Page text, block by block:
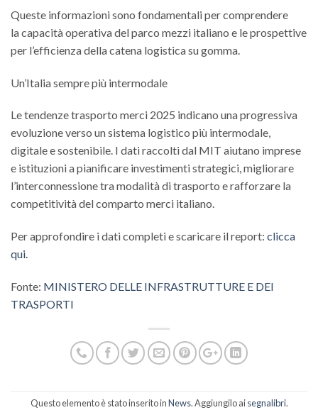
Queste informazioni sono fondamentali per comprendere
la capacità operativa del parco mezzi italiano e le prospettive
per l’efficienza della catena logistica su gomma.
Un’Italia sempre più intermodale
Le tendenze trasporto merci 2025 indicano una progressiva
evoluzione verso un sistema logistico più intermodale,
digitale e sostenibile. I dati raccolti dal MIT aiutano imprese
e istituzioni a pianificare investimenti strategici, migliorare
l’interconnessione tra modalità di trasporto e rafforzare la
competitività del comparto merci italiano.
Per approfondire i dati completi e scaricare il report: clicca
qui.
Fonte: MINISTERO DELLE INFRASTRUTTURE E DEI
TRASPORTI
Questo elemento è stato inserito inNews. Aggiungilo aisegnalibri.